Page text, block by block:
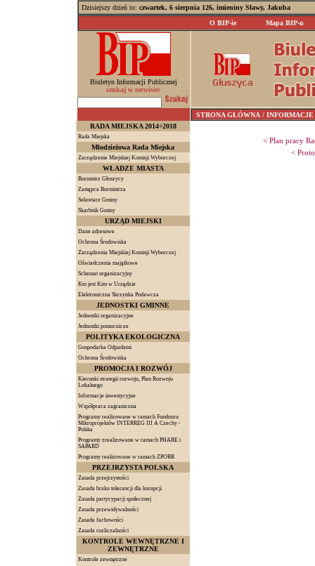
Dzisiejszy dzień to: czwartek, 6 sierpnia 126, imieniny Sławy, Jakuba
O BIP-ie
Mapa BIP-u
Biuletyn Informacji Publicznej
szukaj w serwisie:
STRONA GŁÓWNA / INFORMACJE
RADA MIEJSKA 2014÷2018
Rada Miejska
Młodzieżowa Rada Miejska
Zarządzenie Miejskiej Komisji Wyborczej
WŁADZE MIASTA
Burmistrz Głuszycy
Zastępca Burmistrza
Sekretarz Gminy
Skarbnik Gminy
URZĄD MIEJSKI
Dane adresowe
Ochrona Środowiska
Zarządzenia Miejskiej Komisji Wyborczej
Oświadczenia majątkowe
Schemat organizacyjny
Kto jest Kim w Urzędzie
Elektroniczna Skrzynka Podawcza
JEDNOSTKI GMINNE
Jednostki organizacyjne
Jednostki pomocnicze
POLITYKA EKOLOGICZNA
Gospodarka Odpadami
Ochrona Środowiska
PROMOCJA I ROZWÓJ
Kierunki strategii rozwoju, Plan Rozwoju
Lokalnego
Informacje inwestycyjne
Współpraca zagraniczna
Programy realizowane w ramach Funduszu
Mikroprojektów INTERREG III A Czechy -
Polska
Programy zrealizowane w ramach PHARE i
SAPARD
Programy realizowane w ramach ZPORR
PRZEJRZYSTA POLSKA
Zasada przejrzystości
Zasada braku tolerancji dla korupcji
Zasada partycypacji społecznej
Zasada przewidywalności
Zasada fachowości
Zasada rozliczalności
KONTROLE WEWNĘTRZNE I
ZEWNĘTRZNE
Kontrole zewnętrzne
< Plan pracy
<